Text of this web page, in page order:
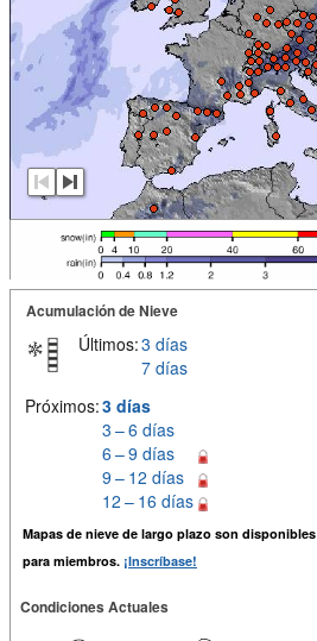
Acumulación de Nieve
Últimos:3 días
7 días
Próximos:3 días
3 – 6 días
6 – 9 días
9 – 12 días
12 – 16 días
Mapas de nieve de largo plazo son disponibles
para miembros. ¡Inscríbase!
Condiciones Actuales